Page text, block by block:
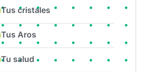
Tus cristales
Tus Aros
Tu salud